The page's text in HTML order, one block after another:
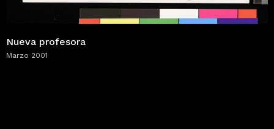
Nueva profesora
Marzo 2001